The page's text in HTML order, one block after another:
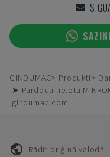
GINDUMAC Produkti
➤ Pārdodu lietotu
gindumac.com
Rādīt oriģinālvalodā